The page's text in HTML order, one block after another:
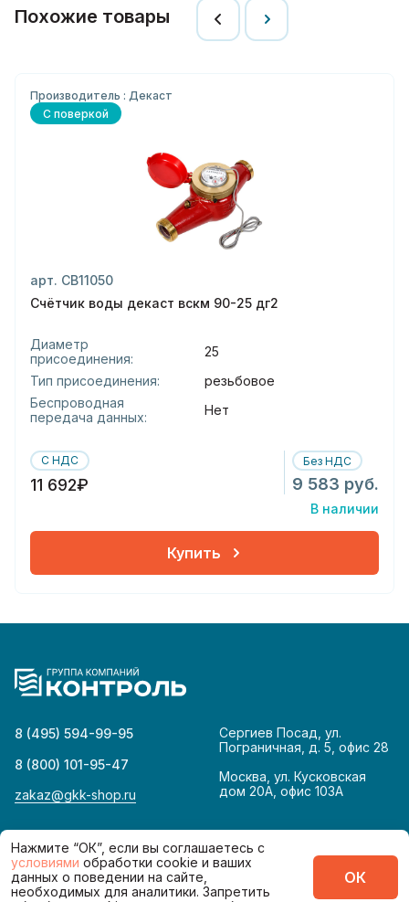
Похожие товары
Производитель : Декаст
С поверкой
арт. СВ11050
Счётчик воды декаст вскм 90-25 дг2
Диаметр
присоединения:
25
Тип присоединения:
резьбовое
Беспроводная
передача данных:
Нет
С НДС
11 692₽
Без НДС
9 583 руб.
В наличии
Купить
8 (495) 594-99-95
8 (800) 101-95-47
zakaz@gkk-shop.ru
Сергиев Посад, ул.
Пограничная, д. 5, офис 28
Москва, ул. Кусковская
дом 20А, офис 103А
© 2026Политика конфиденциальности
Сделано в
Нажмите “ОК”, если вы соглашаетесь с
условиями обработки cookie и ваших
данных о поведении на сайте,
необходимых для аналитики. Запретить
ОК